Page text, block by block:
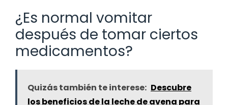
¿Es normal vomitar
después de tomar ciertos
medicamentos?
Quizás también te interese: Descubre
los beneficios de la leche de avena para